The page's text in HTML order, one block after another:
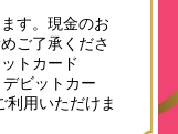
す。現金のお
ご了承くださ
トカード
ビットカー
利用いただけま